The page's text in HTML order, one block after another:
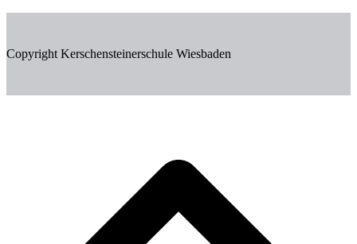
Copyright Kerschensteinerschule Wiesbaden